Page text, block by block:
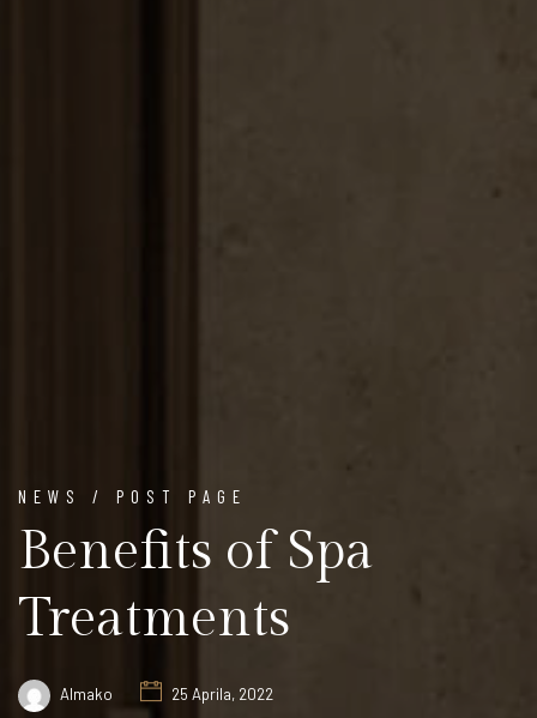
NEWS / POST PAGE
Benefits of Spa
Treatments
Almako 25 Aprila, 2022